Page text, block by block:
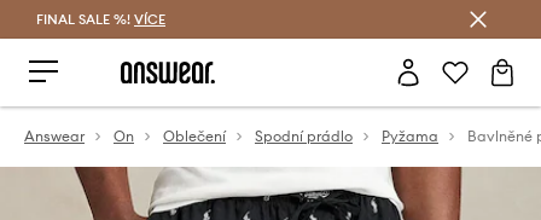
FINAL SALE %! VÍCE
Answear On Oblečení Spodní prádlo Pyžama